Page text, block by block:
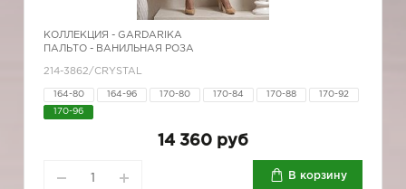
КОЛЛЕКЦИЯ - GARDARIKA
ПАЛЬТО - ВАНИЛЬНАЯ РОЗА
214-3862/CRYSTAL
164-80 164-96 170-80 170-84 170-88 170-92
170-96
14 360 руб
В корзину